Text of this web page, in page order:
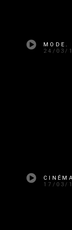
24/03/
17/03/